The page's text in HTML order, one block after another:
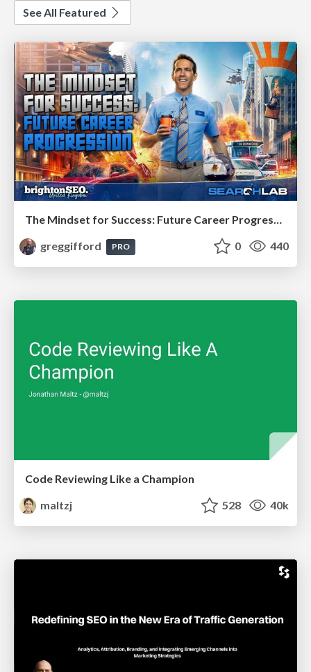
See All Featured
The Mindset for Success: Future Career Progression
greggifford
PRO 0 440
Code Reviewing Like a Champion
maltzj
528 40k